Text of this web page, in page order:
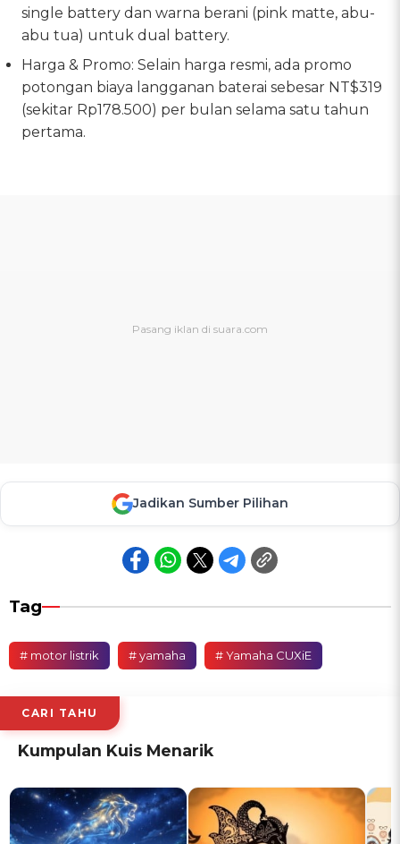
single battery dan warna berani (pink matte, abu-
abu tua) untuk dual battery.
Harga & Promo: Selain harga resmi, ada promo
potongan biaya langganan baterai sebesar NT$319
(sekitar Rp178.500) per bulan selama satu tahun
pertama.
Jadikan Sumber Pilihan
Tag
# motor listrik # yamaha # Yamaha CUXiE
CARI TAHU
Kumpulan Kuis Menarik